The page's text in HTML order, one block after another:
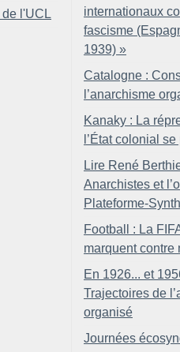
l'UCL
internationaux
fascisme
1939) »
Catalogne :
l’anarchisme
Kanaky : La
l’État colonial
Lire René
Anarchistes et
Plateforme-
Football : La
marquent contre
En 1926... et
Trajectoires de
organisé
Journées